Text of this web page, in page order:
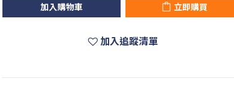
加入購物車 立即購買
加入追蹤清單